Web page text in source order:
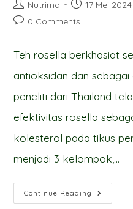
Post
author:
Nutrima
Post
published:
17 Mei 2024
Post0 Comments
Teh rosella berkhasiat
antioksidan dan sebagai
peneliti dari Thailand
efektivitas rosella
kolesterol pada tikus
menjadi 3 kelompok,…
Continue Reading Khasiat
Teh